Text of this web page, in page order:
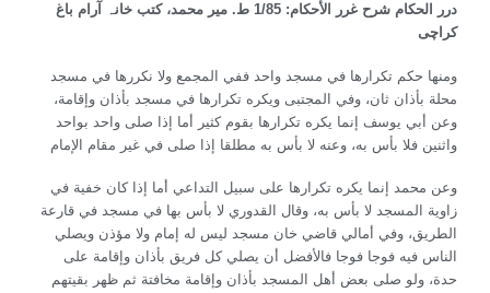
درر الحكام شرح غرر الأحكام: 1/85 ط.
مير محمد، كتب خانہ آرام باغ
کراچی
ومنها حكم تكرارها في مسجد واحد ففي المجمع ولا نكررها في مسجد
محلة بأذان ثان، وفي المجتبى ويكره تكرارها في مسجد بأذان وإقامة،
وعن أبي يوسف إنما يكره تكرارها بقوم كثير أما إذا صلى واحد بواحد
واثنين فلا بأس به، وعنه لا بأس به مطلقا إذا صلى في غير مقام الإمام
وعن محمد إنما يكره تكرارها على سبيل التداعي أما إذا كان خفية في
زاوية المسجد لا بأس به، وقال القدوري لا بأس بها في مسجد في قارعة
الطريق، وفي أمالي قاضي خان مسجد ليس له إمام ولا مؤذن ويصلي
الناس فيه فوجا فوجا فالأفضل أن يصلي كل فريق بأذان وإقامة على
حدة، ولو صلى بعض أهل المسجد بأذان وإقامة مخافتة ثم ظهر بقيتهم